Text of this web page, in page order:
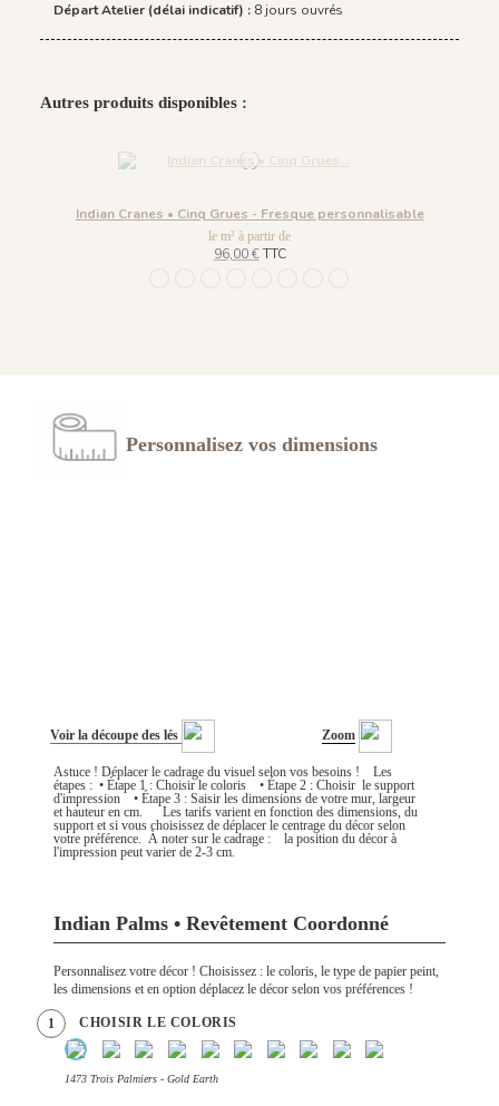
Départ Atelier (délai indicatif) : 8 jours ouvrés
Autres produits disponibles :
Indian Cranes • Cinq Grues - Fresque personnalisable
le m² à partir de
96,00 €TTC
Personnalisez vos dimensions
Voir la découpe des lés Zoom
Astuce ! Déplacer le cadrage du visuel selon vos besoins ! Les
étapes : • Étape 1 : Choisir le coloris • Étape 2 : Choisir le support
d'impression • Étape 3 : Saisir les dimensions de votre mur, largeur
et hauteur en cm. Les tarifs varient en fonction des dimensions, du
support et si vous choisissez de déplacer le centrage du décor selon
votre préférence. À noter sur le cadrage : la position du décor à
l'impression peut varier de 2-3 cm.
Indian Palms • Revêtement Coordonné
Personnalisez votre décor ! Choisissez : le coloris, le type de papier peint,
les dimensions et en option déplacez le décor selon vos préférences !
1 CHOISIR LE COLORIS
1473 Trois Palmiers - Gold Earth